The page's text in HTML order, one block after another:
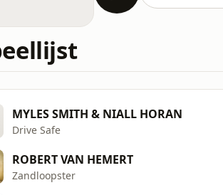
MYLES SMITH & NIALL HORAN
Drive Safe
ROBERT VAN HEMERT
Zandloopster